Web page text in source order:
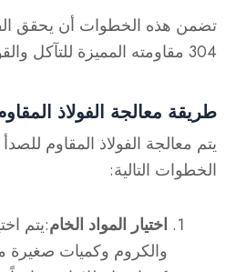
تضمن هذه الخطوات أن يحقق
304 مقاومته المميزة للتآكل والقوة وقابلية التشكيل.
طريقة معالجة الفولاذ المقاوم
الخطوات التالية:
اختيار المواد الخام:يتم
والكروم وكميات صغيرة